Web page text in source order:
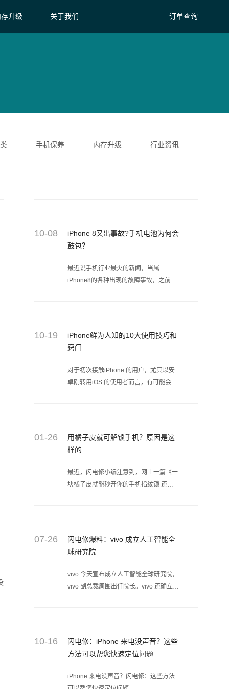
升级 关于我们 订单查询
手机保养 内存升级 行业资讯
10-08
iPhone 8又出事故?手机电池为何会
鼓包？
最近说手机行业最火的新闻，当属
iPhone8的各种出现的故障事故，之前的
10-19
iPhone鲜为人知的10大使用技巧和
窍门
对于初次接触iPhone 的用户，尤其以安
卓刚转用iOS 的使用者而言，有可能会对
01-26
用橘子皮就可解锁手机？原因是这
样的
最近，闪电修小编注意到，网上一篇《一
块橘子皮就能秒开你的手机指纹锁 还能
07-26
闪电修爆料：vivo 成立人工智能全
球研究院
vivo 今天宣布成立人工智能全球研究院，
vivo 副总裁周围出任院长。vivo 还确立了
10-16
闪电修：iPhone 来电没声音？这些
方法可以帮您快速定位问题
iPhone 来电没声音？闪电修：这些方法